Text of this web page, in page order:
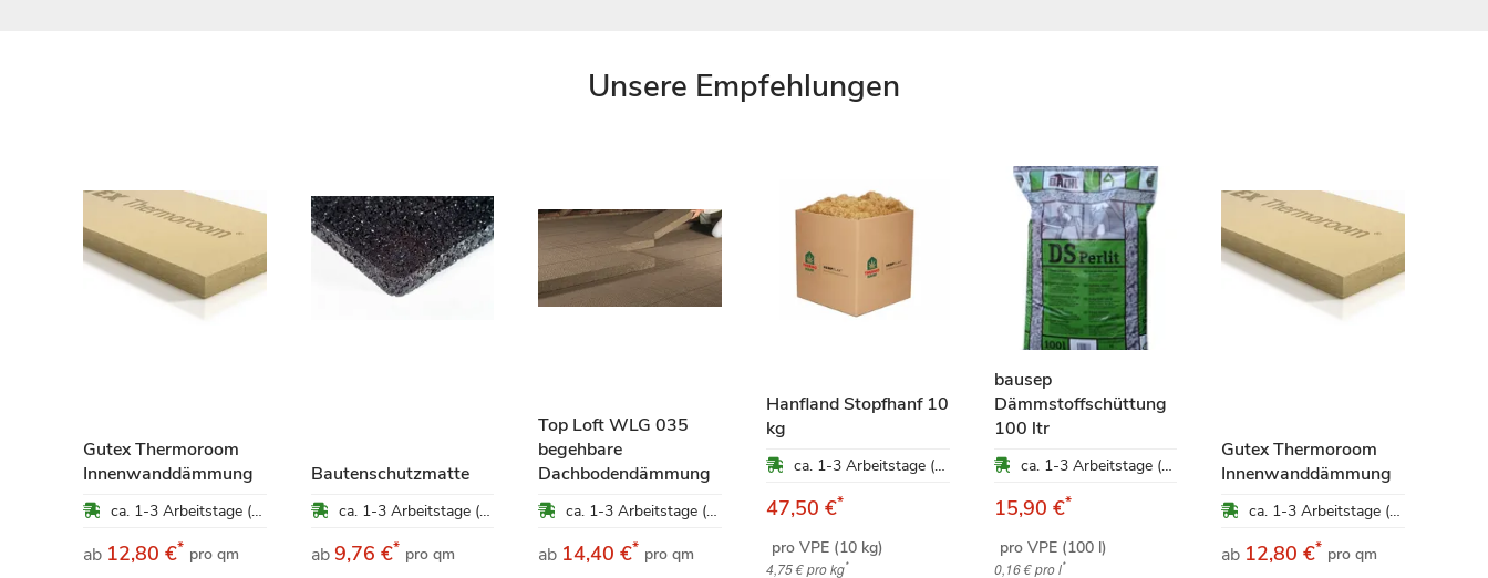
Unsere Empfehlungen
Gutex Thermoroom
Innenwanddämmung
ca. 1-3 Arbeitstage (Mo-Fr)
ab 12,80 €* pro qm
Bautenschutzmatte
ca. 1-3 Arbeitstage (Mo-Fr)
ab 9,76 €* pro qm
Top Loft WLG 035
begehbare
Dachbodendämmung
ca. 1-3 Arbeitstage (Mo-Fr)
ab 14,40 €* pro qm
Hanfland Stopfhanf 10
kg
ca. 1-3 Arbeitstage (Mo-Fr)
47,50 €*
pro VPE (10 kg)
4,75 €pro kg*
bausep
Dämmstoffschüttung
100 ltr
ca. 1-3 Arbeitstage (Mo-Fr)
15,90 €*
pro VPE (100 l)
0,16 €pro l*
Gutex Thermoroom
Innenwanddämmung
ca. 1-3 Arbeitstage (Mo-Fr)
ab 12,80 €* pro qm